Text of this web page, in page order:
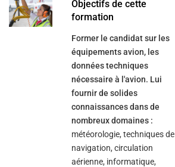
help
you
navigate
Objectifs de cette
formation
Former le candidat sur les
équipements avion, les
données techniques
nécessaire à l'avion. Lui
fournir de solides
connaissances dans de
nombreux domaines :
météorologie, techniques de
navigation, circulation
aérienne, informatique,